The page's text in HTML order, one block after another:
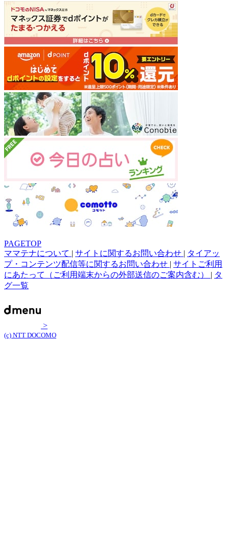
PAGETOP
ママテナについて | サイトに関するお問い合わせ | タイアッ
プ・コンテンツ配信等に関するお問い合わせ | サイトご利用
にあたって（ご利用端末からの外部送信のご案内含む） | タ
グ一覧
>
(c) NTT DOCOMO